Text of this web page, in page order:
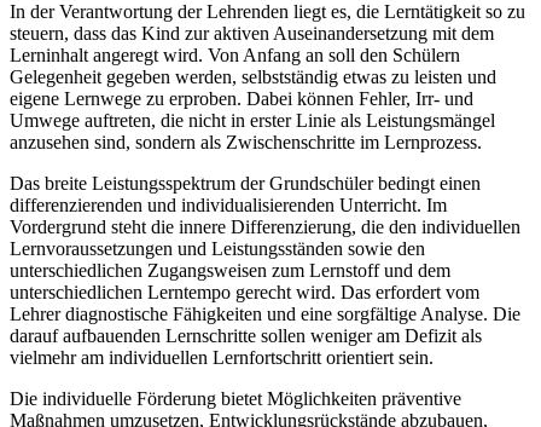
In der Verantwortung der Lehrenden liegt es, die Lerntätigkeit so zu
steuern, dass das Kind zur aktiven Auseinandersetzung mit dem
Lerninhalt angeregt wird. Von Anfang an soll den Schülern
Gelegenheit gegeben werden, selbstständig etwas zu leisten und
eigene Lernwege zu erproben. Dabei können Fehler, Irr- und
Umwege auftreten, die nicht in erster Linie als Leistungsmängel
anzusehen sind, sondern als Zwischenschritte im Lernprozess.
Das breite Leistungsspektrum der Grundschüler bedingt einen
differenzierenden und individualisierenden Unterricht. Im
Vordergrund steht die innere Differenzierung, die den individuellen
Lernvoraussetzungen und Leistungsständen sowie den
unterschiedlichen Zugangsweisen zum Lernstoff und dem
unterschiedlichen Lerntempo gerecht wird. Das erfordert vom
Lehrer diagnostische Fähigkeiten und eine sorgfältige Analyse. Die
darauf aufbauenden Lernschritte sollen weniger am Defizit als
vielmehr am individuellen Lernfortschritt orientiert sein.
Die individuelle Förderung bietet Möglichkeiten präventive
Maßnahmen umzusetzen, Entwicklungsrückstände abzubauen,